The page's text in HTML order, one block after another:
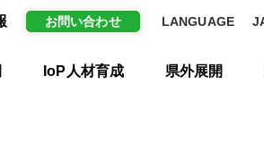
お問い合わせ LANGUAGE
IoP人材育成 県外展開